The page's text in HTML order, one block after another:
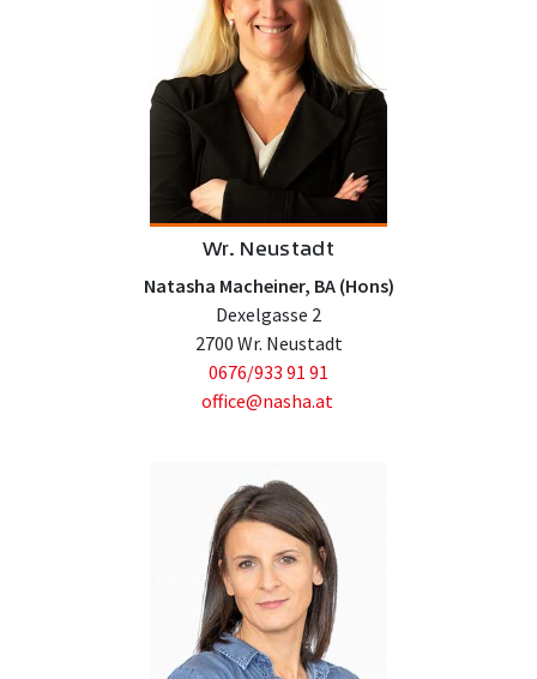
Wr. Neustadt
Natasha Macheiner, BA (Hons)
Dexelgasse 2
2700 Wr. Neustadt
0676/933 91 91
office@nasha.at